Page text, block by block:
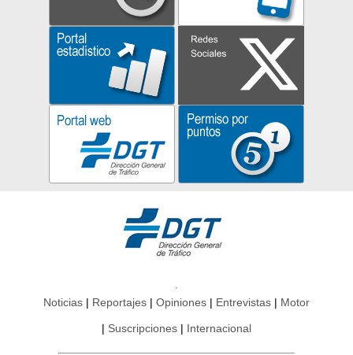
Noticias Reportajes Opiniones Entrevistas Motor
Suscripciones Internacional